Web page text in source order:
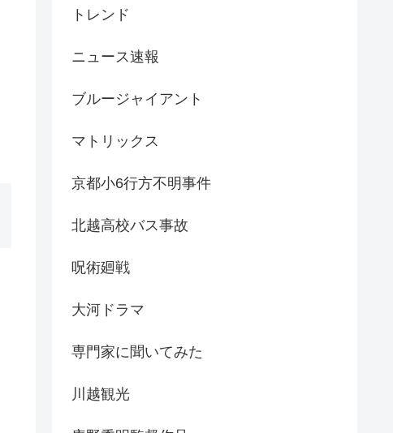
トレンド
ニュース速報
ブルージャイアント
マトリックス
京都小6行方不明事件
北越高校バス事故
呪術廻戦
大河ドラマ
専門家に聞いてみた
川越観光